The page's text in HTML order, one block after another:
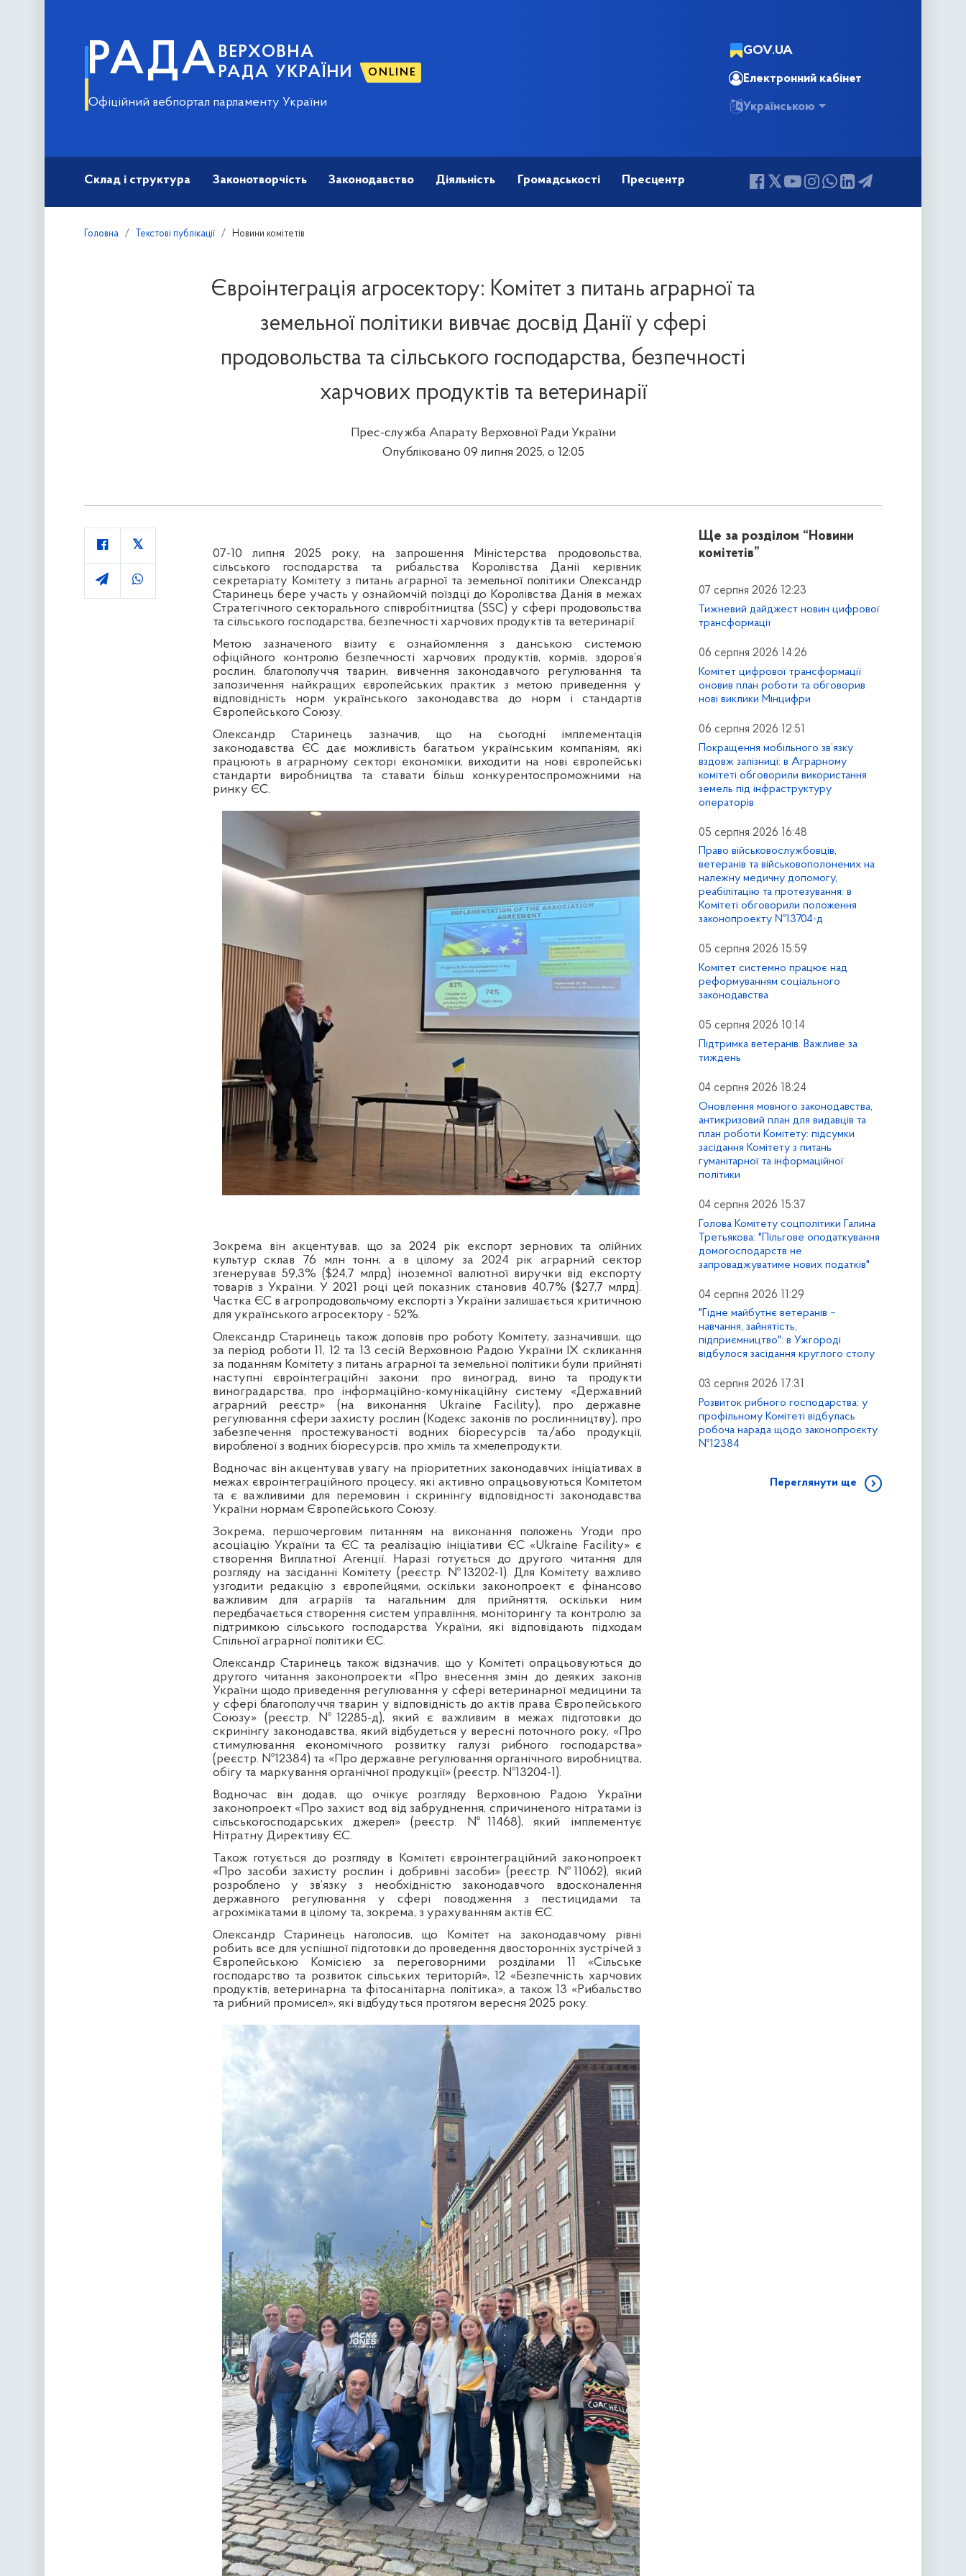
РАДА ВЕРХОВНА
РАДА УКРАЇНИ
ONLINE
Офіційний вебпортал парламенту України
GOV.UA
Електронний кабінет
Українською
Склад і структура Законотворчість Законодавство Діяльність Громадськості Пресцентр
Головна Текстові публікації Новини комітетів
Євроінтеграція агросектору: Комітет з питань аграрної та
земельної політики вивчає досвід Данії у сфері
продовольства та сільського господарства, безпечності
харчових продуктів та ветеринарії
Прес-служба Апарату Верховної Ради України
Опубліковано 09 липня 2025, о 12:05
07-10 липня 2025 року, на запрошення Міністерства продовольства,
сільського господарства та рибальства Королівства Данії керівник
секретаріату Комітету з питань аграрної та земельної політики Олександр
Старинець бере участь у ознайомчій поїздці до Королівства Данія в межах
Стратегічного секторального співробітництва (SSC) у сфері продовольства
та сільського господарства, безпечності харчових продуктів та ветеринарії.
Метою зазначеного візиту є ознайомлення з данською системою
офіційного контролю безпечності харчових продуктів, кормів, здоров’я
рослин, благополуччя тварин, вивчення законодавчого регулювання та
запозичення найкращих європейських практик з метою приведення у
відповідність норм українського законодавства до норм і стандартів
Європейського Союзу.
Олександр Старинець зазначив, що на сьогодні імплементація
законодавства ЄС дає можливість багатьом українським компаніям, які
працюють в аграрному секторі економіки, виходити на нові європейські
стандарти виробництва та ставати більш конкурентоспроможними на
ринку ЄС.
Зокрема він акцентував, що за 2024 рік експорт зернових та олійних
культур склав 76 млн тонн, а в цілому за 2024 рік аграрний сектор
згенерував 59,3% ($24,7 млрд) іноземної валютної виручки від експорту
товарів з України. У 2021 році цей показник становив 40,7% ($27,7 млрд).
Частка ЄС в агропродовольчому експорті з України залишається критичною
для українського агросектору - 52%.
Олександр Старинець також доповів про роботу Комітету, зазначивши, що
за період роботи 11, 12 та 13 сесій Верховною Радою України IX скликання
за поданням Комітету з питань аграрної та земельної політики були прийняті
наступні євроінтеграційні закони: про виноград, вино та продукти
виноградарства, про інформаційно-комунікаційну систему «Державний
аграрний реєстр» (на виконання Ukraine Facility), про державне
регулювання сфери захисту рослин (Кодекс законів по рослинництву), про
забезпечення простежуваності водних біоресурсів та/або продукції,
виробленої з водних біоресурсів, про хміль та хмелепродукти.
Водночас він акцентував увагу на пріоритетних законодавчих ініціативах в
межах євроінтеграційного процесу, які активно опрацьовуються Комітетом
та є важливими для перемовин і скринінгу відповідності законодавства
України нормам Європейського Союзу.
Зокрема, першочерговим питанням на виконання положень Угоди про
асоціацію України та ЄС та реалізацію ініціативи ЄС «Ukraine Facility» є
створення Виплатної Агенції. Наразі готується до другого читання для
розгляду на засіданні Комітету (реєстр. №13202-1). Для Комітету важливо
узгодити редакцію з європейцями, оскільки законопроект є фінансово
важливим для аграріїв та нагальним для прийняття, оскільки ним
передбачається створення систем управління, моніторингу та контролю за
підтримкою сільського господарства України, які відповідають підходам
Спільної аграрної політики ЄС.
Олександр Старинець також відзначив, що у Комітеті опрацьовуються до
другого читання законопроекти «Про внесення змін до деяких законів
України щодо приведення регулювання у сфері ветеринарної медицини та
у сфері благополуччя тварин у відповідність до актів права Європейського
Союзу» (реєстр. №12285-д), який є важливим в межах підготовки до
скринінгу законодавства, який відбудеться у вересні поточного року, «Про
стимулювання економічного розвитку галузі рибного господарства»
(реєстр. №12384) та «Про державне регулювання органічного виробництва,
обігу та маркування органічної продукції» (реєстр. №13204-1).
Водночас він додав, що очікує розгляду Верховною Радою України
законопроект «Про захист вод від забруднення, спричиненого нітратами із
сільськогосподарських джерел» (реєстр. №11468), який імплементує
Нітратну Директиву ЄС.
Також готується до розгляду в Комітеті євроінтеграційний законопроект
«Про засоби захисту рослин і добривні засоби» (реєстр. №11062), який
розроблено у зв’язку з необхідністю законодавчого вдосконалення
державного регулювання у сфері поводження з пестицидами та
агрохімікатами в цілому та, зокрема, з урахуванням актів ЄС.
Олександр Старинець наголосив, що Комітет на законодавчому рівні
робить все для успішної підготовки до проведення двосторонніх зустрічей з
Європейською Комісією за переговорними розділами 11 «Сільське
господарство та розвиток сільських територій», 12 «Безпечність харчових
продуктів, ветеринарна та фітосанітарна політика», а також 13 «Рибальство
та рибний промисел», які відбудуться протягом вересня 2025 року.
Ще за розділом “Новини
комітетів”
07 серпня 2026 12:23
Тижневий дайджест новин цифрової
трансформації
06 серпня 2026 14:26
Комітет цифрової трансформації
оновив план роботи та обговорив
нові виклики Мінцифри
06 серпня 2026 12:51
Покращення мобільного зв’язку
вздовж залізниці: в Аграрному
комітеті обговорили використання
земель під інфраструктуру
операторів
05 серпня 2026 16:48
Право військовослужбовців,
ветеранів та військовополонених на
належну медичну допомогу,
реабілітацію та протезування: в
Комітеті обговорили положення
законопроекту №13704-д
05 серпня 2026 15:59
Комітет системно працює над
реформуванням соціального
законодавства
05 серпня 2026 10:14
Підтримка ветеранів. Важливе за
тиждень
04 серпня 2026 18:24
Оновлення мовного законодавства,
антикризовий план для видавців та
план роботи Комітету: підсумки
засідання Комітету з питань
гуманітарної та інформаційної
політики
04 серпня 2026 15:37
Голова Комітету соцполітики Галина
Третьякова: "Пільгове оподаткування
домогосподарств не
запроваджуватиме нових податків"
04 серпня 2026 11:29
"Гідне майбутнє ветеранів –
навчання, зайнятість,
підприємництво": в Ужгороді
відбулося засідання круглого столу
03 серпня 2026 17:31
Розвиток рибного господарства: у
профільному Комітеті відбулась
робоча нарада щодо законопроєкту
№12384
Переглянути ще